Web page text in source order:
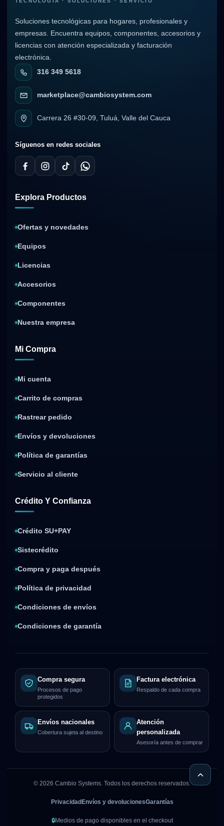
Soluciones tecnológicas para hogares, profesionales y
empresas. Encuentra equipos, componentes, accesorios y
licencias con atención especializada y facturación
electrónica.
316 349 5618
marketplace@cambiosystem.com
Carrera 26 #30-09, Tuluá, Valle del Cauca
Síguenos en redes sociales
Explora Productos
Ofertas y novedades
Equipos
Licencias
Accesorios
Componentes
Nuestra empresa
Mi Compra
Mi cuenta
Carrito de compras
Rastrear pedido
Envíos y devoluciones
Política de garantías
Servicio al cliente
Crédito Y Confianza
Crédito SU+PAY
Sistecrédito
Compra y paga después
Política de privacidad
Condiciones de envíos
Condiciones de garantía
Compra segura
Procesos de pago
protegidos
Factura electrónica
Respaldo de cada compra
Envíos nacionales
Cobertura sujeta al destino
Atención
personalizada
Asesoría antes de comprar
© 2026 Cambio Systems. Todos los derechos reservados.
Privacidad Envíos y devolucionesGarantías
🔒Medios de pago disponibles en el checkout